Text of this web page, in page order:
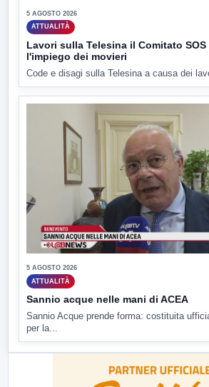
5 AGOSTO 2026
ATTUALITÀ
Lavori sulla Telesina il Comitato SOS
l'impiego dei movieri
Code e disagi sulla Telesina a causa dei
5 AGOSTO 2026
ATTUALITÀ
Sannio acque nelle mani di ACEA
Sannio Acque prende forma: costituita
per la...